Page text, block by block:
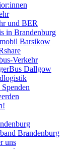
und BER
in Brandenburg
Barsikow
Verkehr
Dallgow
Brandenburg
uns